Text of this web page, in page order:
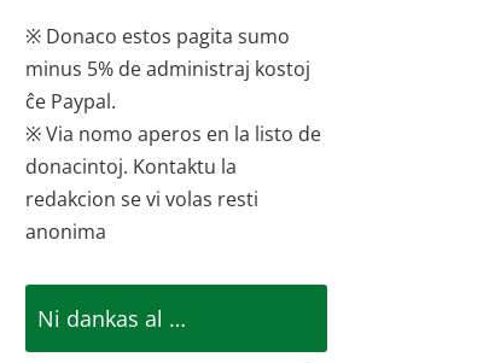
※ Donaco estos pagita sumo
minus 5% de administraj kostoj
ĉe Paypal.
※ Via nomo aperos en la listo de
donacintoj. Kontaktu la
redakcion se vi volas resti
anonima
Ni dankas al …